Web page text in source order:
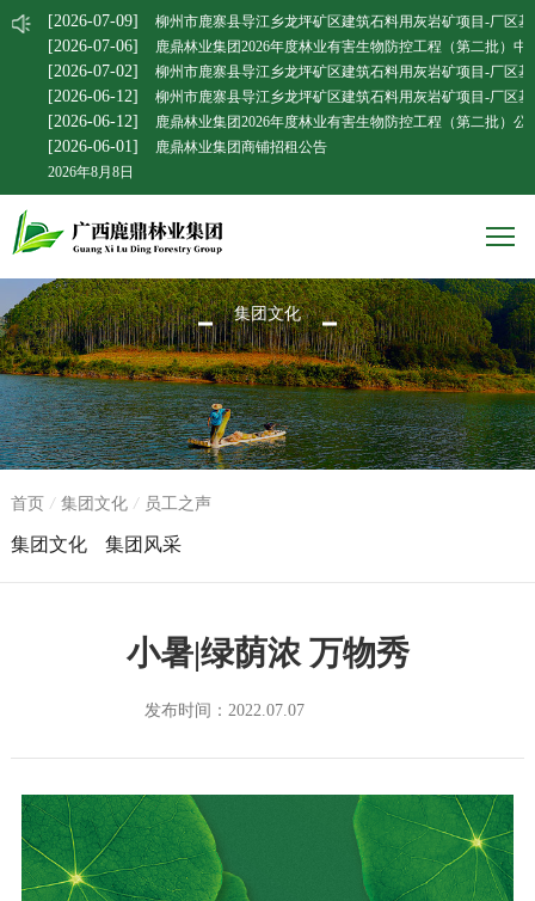
[2026-07-09] 柳州市鹿寨县导江乡龙坪矿区建筑石料用灰岩矿项目-厂区
[2026-07-06] 鹿鼎林业集团2026年度林业有害生物防控工程（第二批）中
[2026-07-02] 柳州市鹿寨县导江乡龙坪矿区建筑石料用灰岩矿项目-厂区
[2026-06-12] 柳州市鹿寨县导江乡龙坪矿区建筑石料用灰岩矿项目-厂区
[2026-06-12] 鹿鼎林业集团2026年度林业有害生物防控工程（第二批）公
[2026-06-01]
鹿鼎林业集团商铺招租公告
2026年8月8日
集团文化
首页 / 集团文化 / 员工之声
集团文化 集团风采
小暑|绿荫浓 万物秀
发布时间：2022.07.07